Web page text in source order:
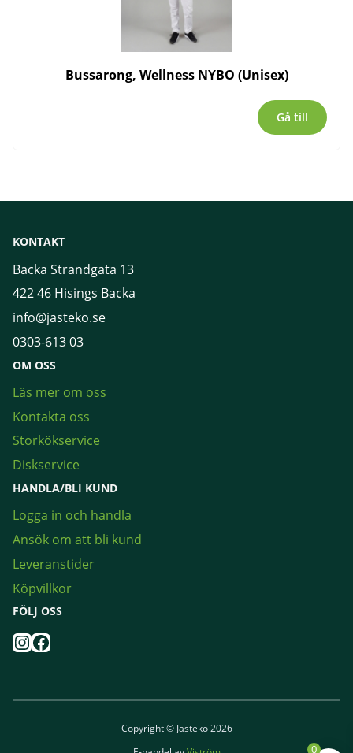
Bussarong, Wellness NYBO (Unisex)
Gå till
KONTAKT
Backa Strandgata 13
422 46 Hisings Backa
info@jasteko.se
0303-613 03
OM OSS
Läs mer om oss
Kontakta oss
Storkökservice
Diskservice
HANDLA/BLI KUND
Logga in och handla
Ansök om att bli kund
Leveranstider
Köpvillkor
FÖLJ OSS
Instagram
Facebook
Copyright © Jasteko 2026
0